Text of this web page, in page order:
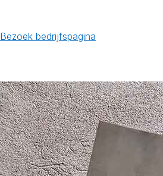
Bezoek bedrijfspagina